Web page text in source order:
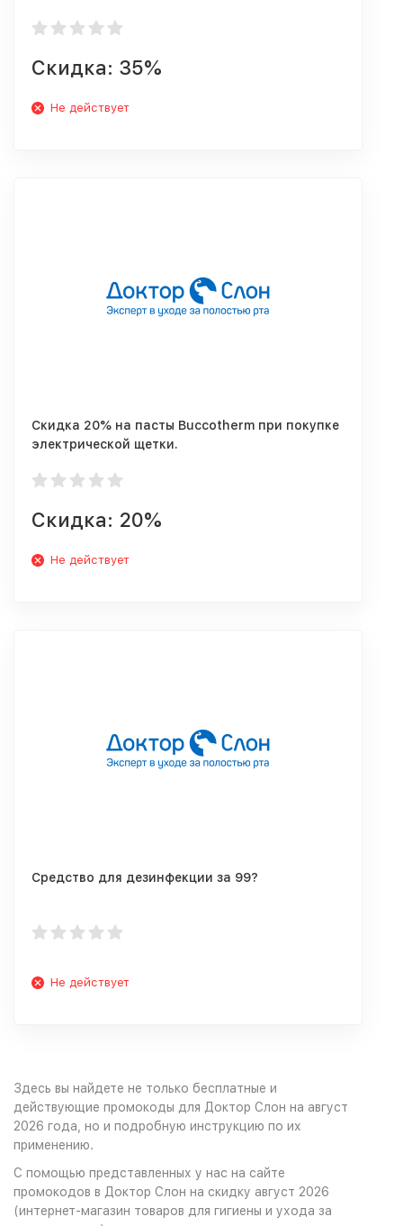
Скидка: 35%
Не действует
Cкидка 20% на пасты Buccotherm при покупке
электрической щетки.
Скидка: 20%
Не действует
Средство для дезинфекции за 99?
Не действует
Здесь вы найдете не только бесплатные и
действующие промокоды для Доктор Слон на август
2026 года, но и подробную инструкцию по их
применению.
С помощью представленных у нас на сайте
промокодов в Доктор Слон на скидку август 2026
(интернет-магазин товаров для гигиены и ухода за